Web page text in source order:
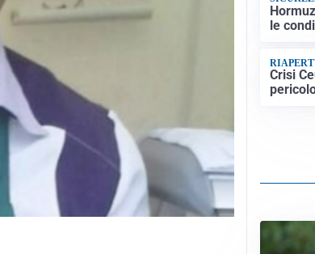
le
Crisi